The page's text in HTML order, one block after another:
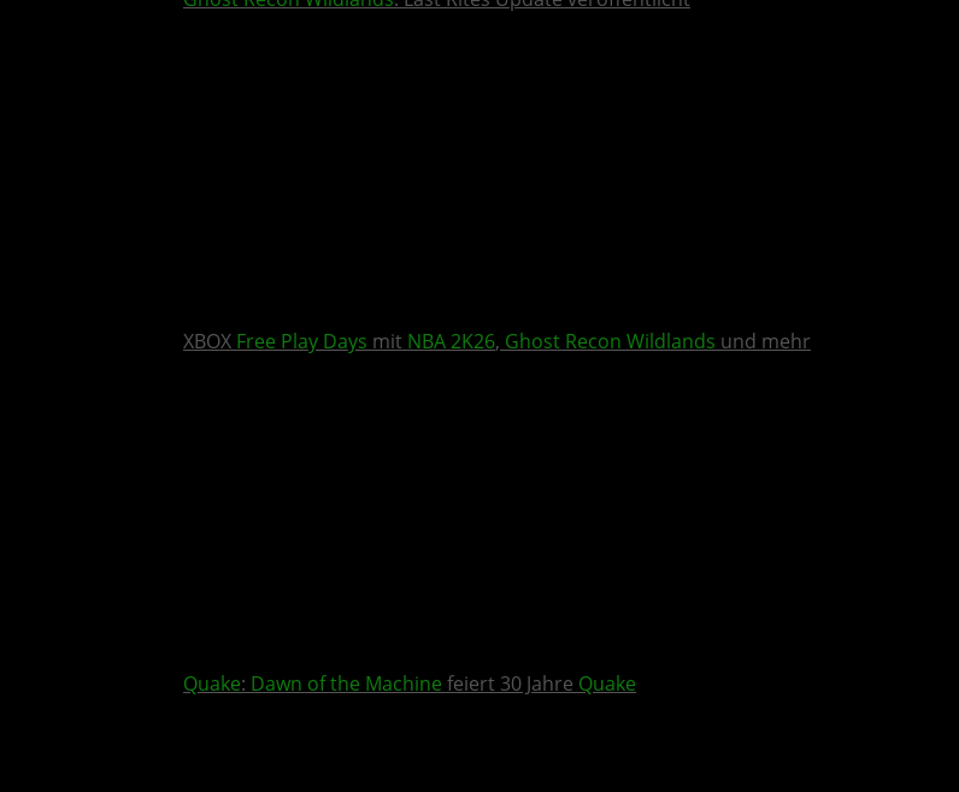
XBOX Free Play Days mit NBA 2K26, Ghost Recon Wildlands und mehr
Quake: Dawn of the Machine feiert 30 Jahre Quake